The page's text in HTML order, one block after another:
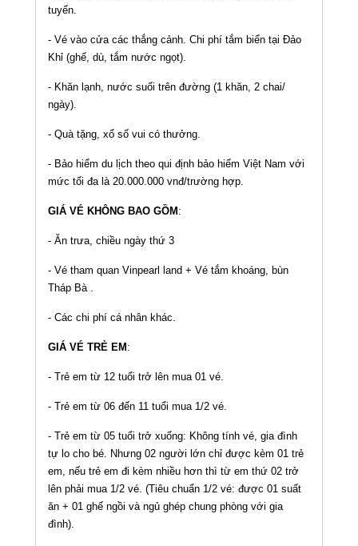
tuyến.
- Vé vào cửa các thắng cảnh. Chi phí tắm biển tại Đảo
Khỉ (ghế, dù, tắm nước ngọt).
- Khăn lạnh, nước suối trên đường (1 khăn, 2 chai/
ngày).
- Quà tặng, xổ số vui có thưởng.
- Bảo hiểm du lịch theo qui định bảo hiểm Việt Nam với
mức tối đa là 20.000.000 vnđ/trường hợp.
GIÁ VÉ KHÔNG BAO GỒM :
- Ăn trưa, chiều ngày thứ 3
- Vé tham quan Vinpearl land + Vé tắm khoáng, bùn
Tháp Bà .
- Các chi phí cá nhân khác.
GIÁ VÉ TRẺ EM :
- Trẻ em từ 12 tuổi trở lên mua 01 vé.
- Trẻ em từ 06 đến 11 tuổi mua 1/2 vé.
- Trẻ em từ 05 tuổi trở xuống: Không tính vé, gia đình
tự lo cho bé. Nhưng 02 người lớn chỉ được kèm 01 trẻ
em, nếu trẻ em đi kèm nhiều hơn thì từ em thứ 02 trở
lên phải mua 1/2 vé. (Tiêu chuẩn 1/2 vé: được 01 suất
ăn + 01 ghế ngồi và ngủ ghép chung phòng với gia
đình).